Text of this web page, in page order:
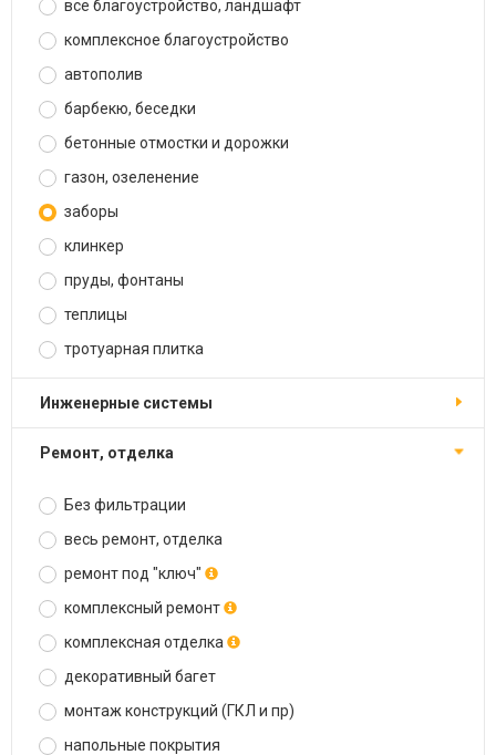
все благоустройство, ландшафт
комплексное благоустройство
автополив
барбекю, беседки
бетонные отмостки и дорожки
газон, озеленение
заборы
клинкер
пруды, фонтаны
теплицы
тротуарная плитка
инженерные системы
ремонт, отделка
Без фильтрации
весь ремонт, отделка
ремонт под "ключ"
комплексный ремонт
комплексная отделка
декоративный багет
монтаж конструкций (ГКЛ и пр)
напольные покрытия